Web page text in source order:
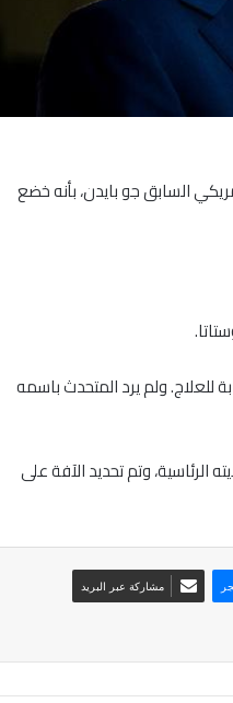
السابق جو بايدن، بأنه خضع
ولم يرد المتحدث باسمه
إزالة آفة جلدية خلال فحص طبي روتيني في عام 2023 أثناء ولايته الرئاسية، وتم تحديد الآفة على
مشاركة عبر البريد